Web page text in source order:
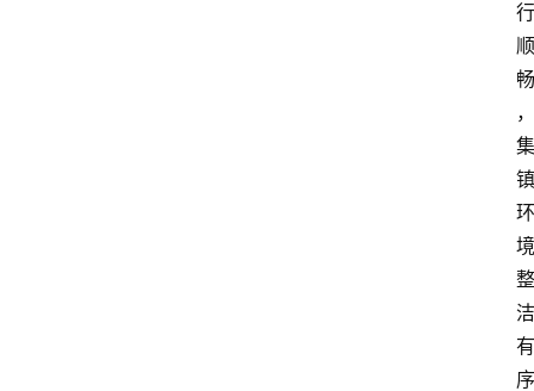
行
顺
畅
，
集
镇
环
境
整
洁
有
序